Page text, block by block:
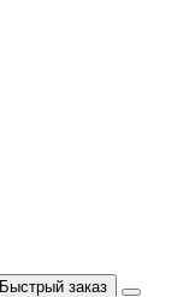
Быстрый заказ